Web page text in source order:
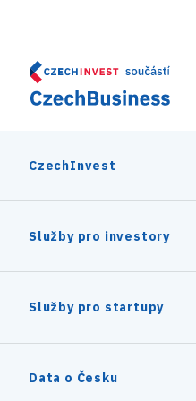
CzechInvest
O nás
Interní projekty
30 let CzechInvestu
Služby pro investory
Statistika investičních
Investiční pobídky a
Služby pro startupy
Czechia Dealroom
Data o Česku